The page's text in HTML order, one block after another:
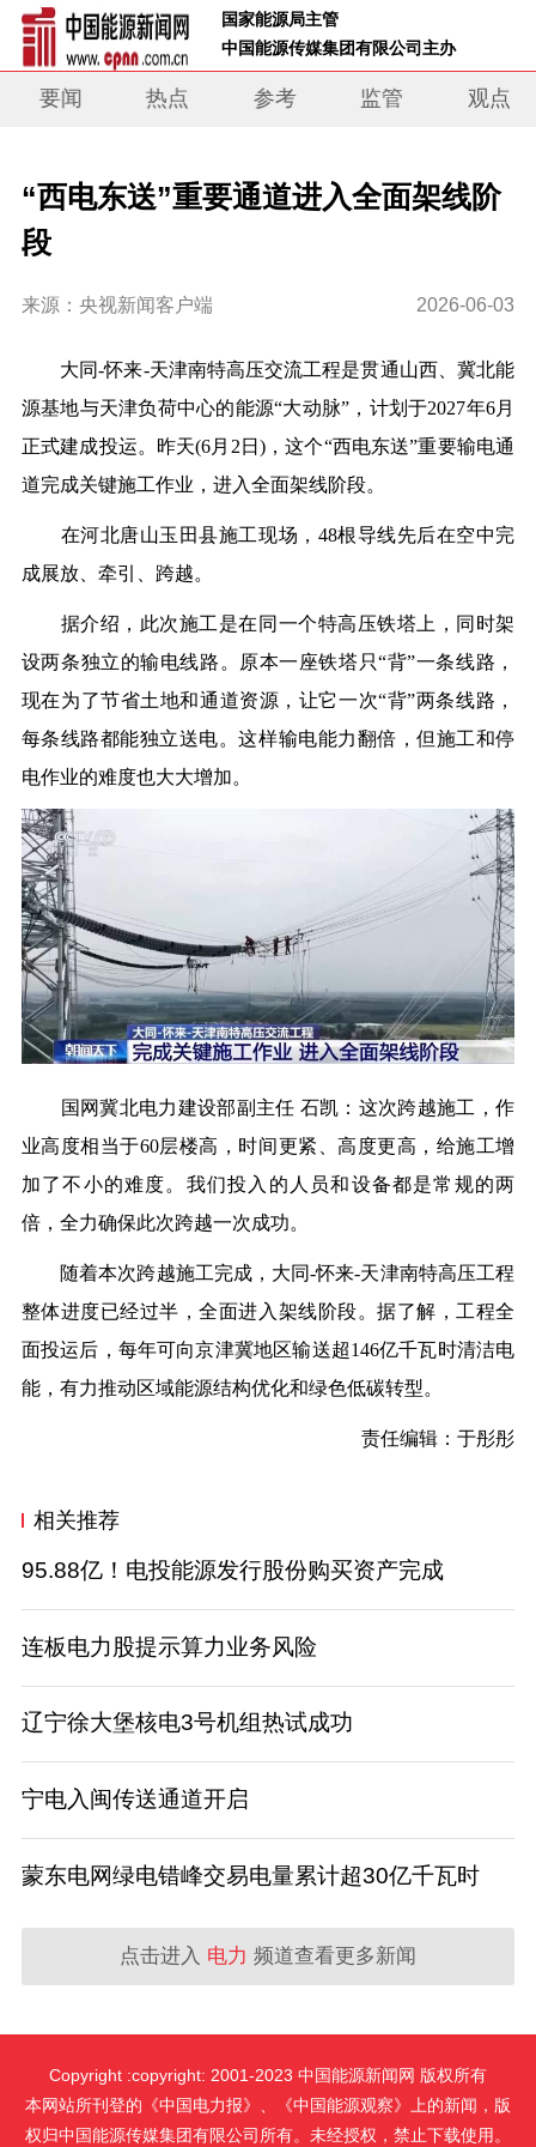
国家能源局主管
中国能源传媒集团有限公司主办
要闻 热点 参考 监管 观点
“西电东送”重要通道进入全面架线阶
段
来源：央视新闻客户端 2026-06-03
大同-怀来-天津南特高压交流工程是贯通山西、冀北能
源基地与天津负荷中心的能源“大动脉”，计划于2027年6月
正式建成投运。昨天(6月2日)，这个“西电东送”重要输电通
道完成关键施工作业，进入全面架线阶段。
在河北唐山玉田县施工现场，48根导线先后在空中完
成展放、牵引、跨越。
据介绍，此次施工是在同一个特高压铁塔上，同时架
设两条独立的输电线路。原本一座铁塔只“背”一条线路，
现在为了节省土地和通道资源，让它一次“背”两条线路，
每条线路都能独立送电。这样输电能力翻倍，但施工和停
电作业的难度也大大增加。
国网冀北电力建设部副主任 石凯：这次跨越施工，作
业高度相当于60层楼高，时间更紧、高度更高，给施工增
加了不小的难度。我们投入的人员和设备都是常规的两
倍，全力确保此次跨越一次成功。
随着本次跨越施工完成，大同-怀来-天津南特高压工程
整体进度已经过半，全面进入架线阶段。据了解，工程全
面投运后，每年可向京津冀地区输送超146亿千瓦时清洁电
能，有力推动区域能源结构优化和绿色低碳转型。
责任编辑：于彤彤
相关推荐
95.88亿！电投能源发行股份购买资产完成
连板电力股提示算力业务风险
辽宁徐大堡核电3号机组热试成功
宁电入闽传送通道开启
蒙东电网绿电错峰交易电量累计超30亿千瓦时
点击进入 电力 频道查看更多新闻
Copyright :copyright: 2001-2023 中国能源新闻网 版权所有
本网站所刊登的《中国电力报》、《中国能源观察》上的新闻，版
权归中国能源传媒集团有限公司所有。未经授权，禁止下载使用。